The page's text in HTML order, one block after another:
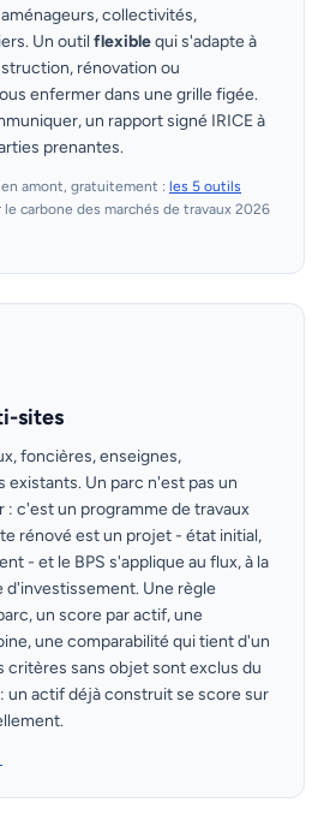
collectivités,
Un outil flexiblequi s'adapte à
rénovation ou
enfermer dans une grille figée.
un rapport signé IRICE à
prenantes.
amont, gratuitement : les 5 outils
le carbone des marchés de travaux 2026
sites
foncières, enseignes,
existants. Un parc n'est pas un
: c'est un programme de travaux
rénové est un projet - état initial,
- et le BPS s'applique au flux, à la
d'investissement. Une règle
un score par actif, une
une comparabilité qui tient d'un
critères sans objet sont exclus du
un actif déjà construit se score sur